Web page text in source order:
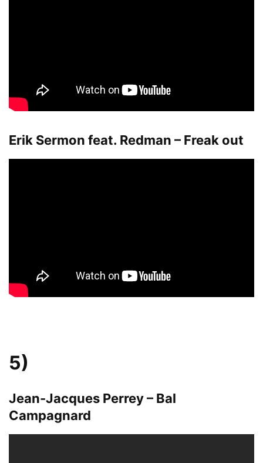
Erik Sermon feat. Redman – Freak out
5)
Jean-Jacques Perrey – Bal
Campagnard